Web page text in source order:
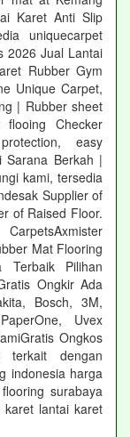
Karet Anti Slip
uniquecarpet
2026 Jual Lantai
Rubber Gym
Unique Carpet,
| Rubber sheet
flooing Checker
easy
Sarana Berkah |
kami, tersedia
Supplier of
of Raised Floor.
Mat Flooring
Terbaik Pilihan
Ongkir Ada
Bosch, 3M,
Uvex
Ongkos
terkait dengan
indonesia harga
surabaya
lantai karet